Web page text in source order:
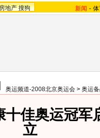
地产 搜狗 新闻 -
奥运频道-2008北京奥运会 > 奥运
十佳奥运冠军
立